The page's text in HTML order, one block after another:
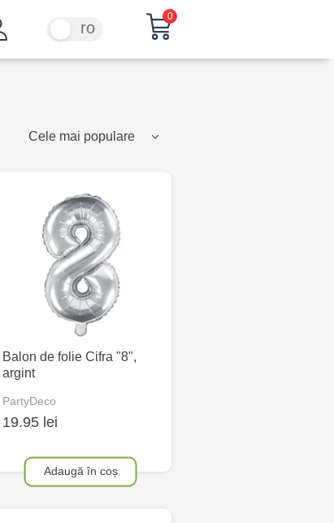
ro
0
Cele mai populare
Balon de folie Cifra "8",
argint
PartyDeco
19.95 lei
Adaugă în coș